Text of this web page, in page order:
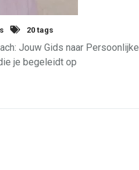
20 tags
Jouw Gids naar Persoonlijke
je begeleidt op